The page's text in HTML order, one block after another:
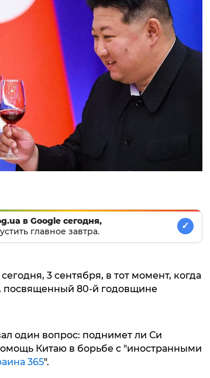
в Google сегодня,
главное завтра.
✓
3 сентября, в тот момент, когда
посвященный 80-й годовщине
один вопрос: поднимет ли Си
Китаю в борьбе с "иностранными
365".